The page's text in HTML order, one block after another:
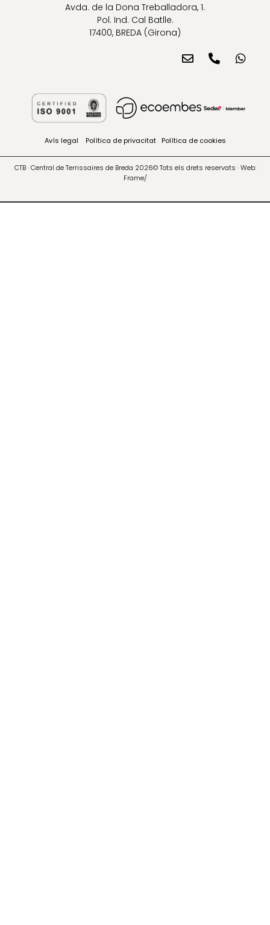
Avda. de la Dona Treballadora, 1.
Pol. Ind. Cal Batlle.
17400, BREDA (Girona)
Avís legal Política de privacitat Política de cookies
CTB · Central de Terrissaires de Breda 2026© Tots els drets reservats · Web:
Frame/